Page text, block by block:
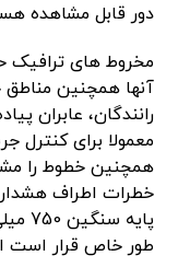
دور قابل مشاهده
مخروط های ترافیک
آنها همچنین مناطق
رانندگان، عابران
معمولا برای کنترل
همچنین خطوط را
خطرات اطراف
طور خاص قرار است